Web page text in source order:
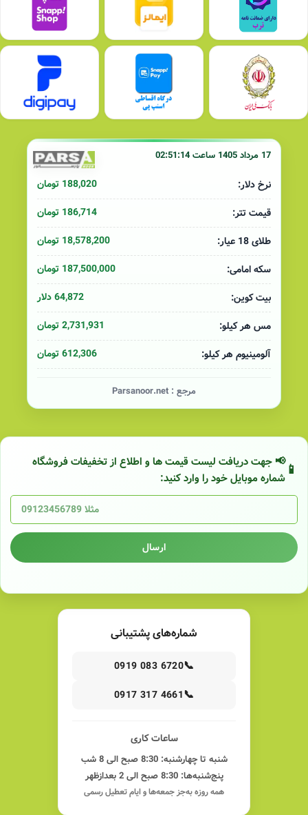
17 مرداد 1405 ساعت 02:51:14
نرخ دلار:
188,020 تومان
قیمت تتر:
186,714 تومان
طلای 18 عیار:
18,578,200 تومان
سکه امامی:
187,500,000 تومان
بیت کوین:
64,872 دلار
مس هر کیلو:
2,731,931 تومان
آلومینیوم هر کیلو:
612,306 تومان
مرجع : Parsanoor.net
📢 جهت دریافت لیست قیمت ها و اطلاع از تخفیفات فروشگاه
شماره موبایل خود را وارد کنید:
ارسال
شماره‌های پشتیبانی
📞
0919 083 6720
📞
0917 317 4661
ساعات کاری
شنبه تا چهارشنبه: 8:30 صبح الی 8 شب
پنج‌شنبه‌ها: 8:30 صبح الی 2 بعدازظهر
همه روزه به‌جز جمعه‌ها و ایام تعطیل رسمی